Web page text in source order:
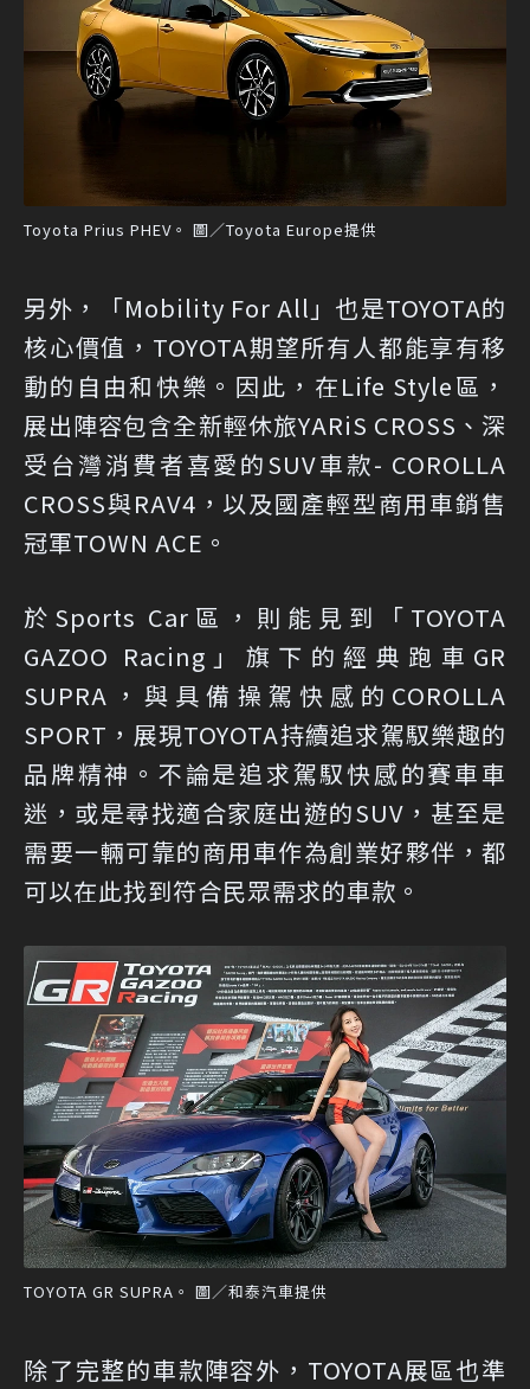
Toyota Prius PHEV。 圖／Toyota Europe提供
另外，「Mobility For All」也是TOYOTA的
核心價值，TOYOTA期望所有人都能享有移
動的自由和快樂。因此，在Life Style區，
展出陣容包含全新輕休旅YARiS CROSS、深
受台灣消費者喜愛的SUV車款- COROLLA
CROSS與RAV4，以及國產輕型商用車銷售
冠軍TOWN ACE。
於Sports Car區，則能見到「TOYOTA
GAZOO Racing」旗下的經典跑車GR
SUPRA，與具備操駕快感的COROLLA
SPORT，展現TOYOTA持續追求駕馭樂趣的
品牌精神。不論是追求駕馭快感的賽車車
迷，或是尋找適合家庭出遊的SUV，甚至是
需要一輛可靠的商用車作為創業好夥伴，都
可以在此找到符合民眾需求的車款。
TOYOTA GR SUPRA。 圖／和泰汽車提供
除了完整的車款陣容外，TOYOTA展區也準